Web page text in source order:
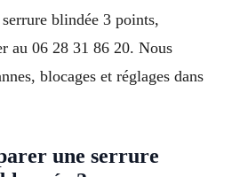
blindée 3 points,
au 06 28 31 86 20. Nous
blocages et réglages dans
une serrure